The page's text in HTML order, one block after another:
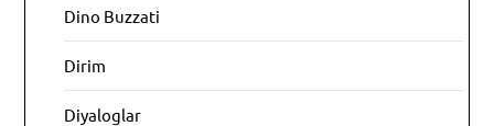
Dino Buzzati
Dirim
Diyaloglar